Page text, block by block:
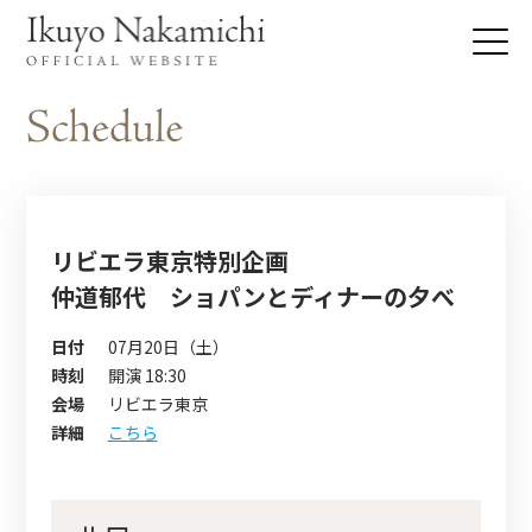
リビエラ東京特別企画
仲道郁代 ショパンとディナーの夕べ
日付
07月20日（土）
時刻
開演 18:30
会場
リビエラ東京
詳細
こちら